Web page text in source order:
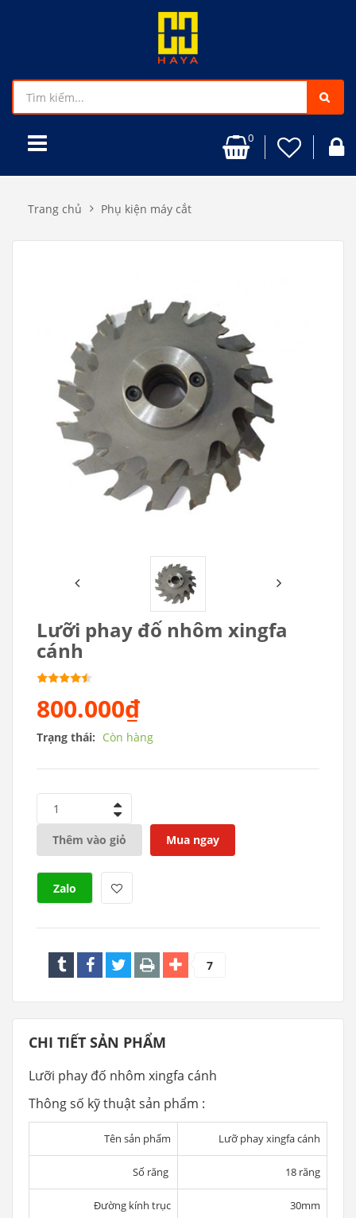
0
Trang chủ Phụ kiện máy cắt
Lưỡi phay đố nhôm xingfa
cánh
800.000₫
Trạng thái: Còn hàng
1
Thêm vào giỏ Mua ngay
Zalo
7
CHI TIẾT SẢN PHẨM
Lưỡi phay đố nhôm xingfa cánh
Thông số kỹ thuật sản phẩm :
Tên sản phẩm Lưỡ phay xingfa cánh
Số răng 18 răng
Đường kính trục 30mm